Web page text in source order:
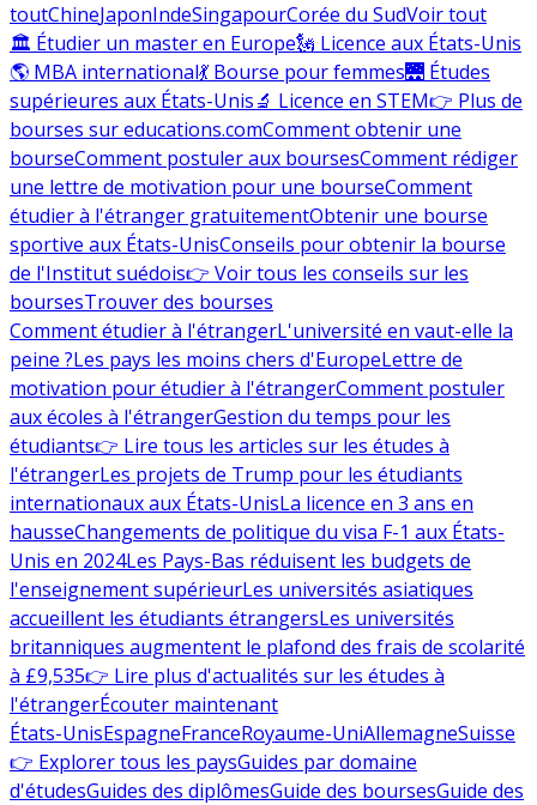
toutChineJaponIndeSingapourCorée du SudVoir tout
🏛 Étudier un master en Europe🗽 Licence aux États-Unis
🌎 MBA international💃 Bourse pour femmes🌉 Études
supérieures aux États-Unis🔬 Licence en STEM👉 Plus de
bourses sur educations.comComment obtenir une
bourseComment postuler aux boursesComment rédiger
une lettre de motivation pour une bourseComment
étudier à l'étranger gratuitementObtenir une bourse
sportive aux États-UnisConseils pour obtenir la bourse
de l'Institut suédois👉 Voir tous les conseils sur les
boursesTrouver des bourses
Comment étudier à l'étrangerL'université en vaut-elle la
peine ?Les pays les moins chers d'EuropeLettre de
motivation pour étudier à l'étrangerComment postuler
aux écoles à l'étrangerGestion du temps pour les
étudiants👉 Lire tous les articles sur les études à
l'étrangerLes projets de Trump pour les étudiants
internationaux aux États-UnisLa licence en 3 ans en
hausseChangements de politique du visa F-1 aux États-
Unis en 2024Les Pays-Bas réduisent les budgets de
l'enseignement supérieurLes universités asiatiques
accueillent les étudiants étrangersLes universités
britanniques augmentent le plafond des frais de scolarité
à £9,535👉 Lire plus d'actualités sur les études à
l'étrangerÉcouter maintenant
États-UnisEspagneFranceRoyaume-UniAllemagneSuisse
👉 Explorer tous les paysGuides par domaine
d'étudesGuides des diplômesGuide des boursesGuide des